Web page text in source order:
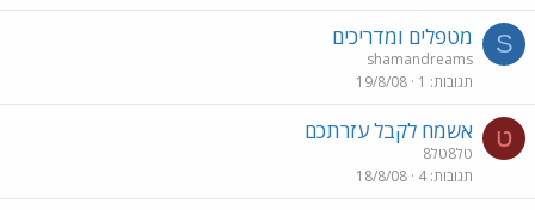
S מטפלים ומדריכים
shamandreams
תגובות 1
19/8/08
ט אשמח לקבל עזרתכם
טל8טל8
תגובות 4
18/8/08